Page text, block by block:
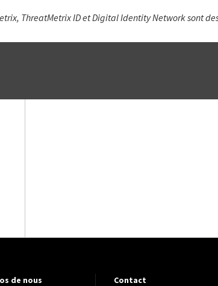
ThreatMetrix ID et Digital Identity Network sont
de nous
Contact